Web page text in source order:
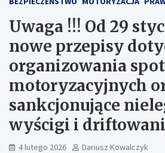
Uwaga !!! Od 29
nowe przepisy
organizowania
motoryzacyjnych
sankcjonujące
wyścigi i
4 lutego 2026 Dariusz Kowalczyk